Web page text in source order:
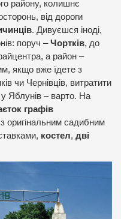
району, колишнє
від дороги
. Дивуєшся іноді,
поруч –Чортків, до
а район –
якщо вже їдете з
чи Чернівців, витратити
у Яблунів – варто. На
графів
з оригінальним садибним
костел, дві